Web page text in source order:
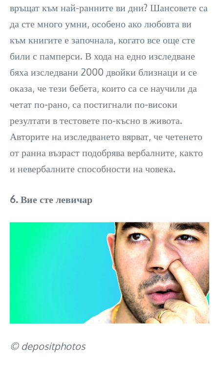
връщат към най-ранните ви дни? Шансовете са
да сте много умни, особено ако любовта ви
към книгите е започнала, когато все още сте
били с памперси. В хода на едно изследване
бяха изследвани 2000 двойки близнаци и се
оказа, че тези бебета, които са се научили да
четат по-рано, са постигнали по-високи
резултати в тестовете по-късно в живота.
Авторите на изследването вярват, че четенето
от ранна възраст подобрява вербалните, както
и невербалните способности на човека.
6. Вие сте левичар
© depositphotos